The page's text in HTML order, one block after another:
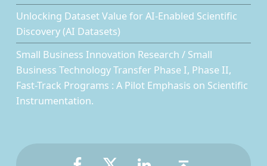
Unlocking Dataset Value for AI-Enabled Scientific
Discovery (AI Datasets)
Small Business Innovation Research / Small
Business Technology Transfer Phase I, Phase II,
Fast-Track Programs : A Pilot Emphasis on Scientific
Instrumentation.